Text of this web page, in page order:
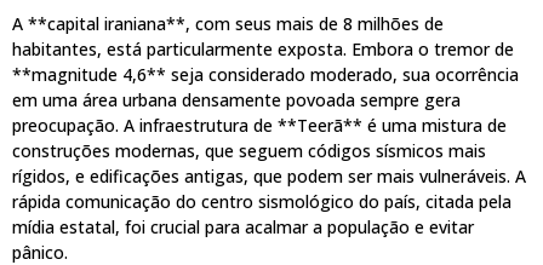
A **capital iraniana**, com seus mais de 8 milhões de
habitantes, está particularmente exposta. Embora o tremor de
**magnitude 4,6** seja considerado moderado, sua ocorrência
em uma área urbana densamente povoada sempre gera
preocupação. A infraestrutura de **Teerã** é uma mistura de
construções modernas, que seguem códigos sísmicos mais
rígidos, e edificações antigas, que podem ser mais vulneráveis. A
rápida comunicação do centro sismológico do país, citada pela
mídia estatal, foi crucial para acalmar a população e evitar
pânico.